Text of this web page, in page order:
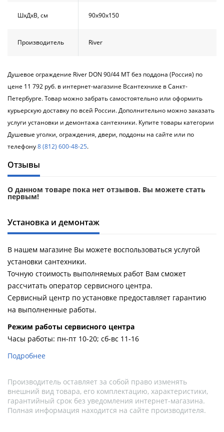
ШхДхВ, см 90х90х150
Производитель River
Душевое ограждение River DON 90/44 МТ без поддона (Россия) по
цене 11 792 руб. в интернет-магазине Всантехнике в Санкт-
Петербурге. Товар можно забрать самостоятельно или оформить
курьерскую доставку по всей России. Дополнительно можно заказать
услуги установки и демонтажа сантехники. Купите товары категории
Душевые уголки, ограждения, двери, поддоны на сайте или по
телефону8 (812) 600-48-25.
Отзывы
О данном товаре пока нет отзывов. Вы можете стать
первым!
Установка и демонтаж
В нашем магазине Вы можете воспользоваться услугой
установки сантехники.
Точную стоимость выполняемых работ Вам сможет
рассчитать оператор сервисного центра.
Сервисный центр по установке предоставляет гарантию
на выполненные работы.
Pежим работы сервисного центра
Часы работы: пн-пт 10-20; сб-вс 11-16
Подробнее
Производитель оставляет за собой право изменять
внешний вид товара, его комплектацию, характеристики,
гарантийный срок без уведомления интернет-магазина.
Полная информация находится на сайте производителя.